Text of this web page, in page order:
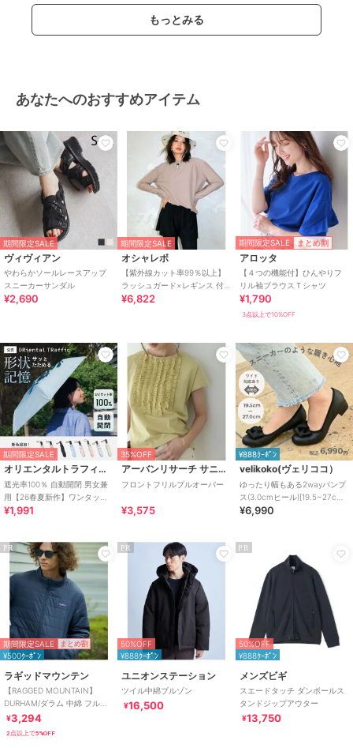
もっとみる
あなたへのおすすめアイテム
期間限定SALE
ヴィヴィアン
やわらかソールレースアップ
スニーカーサンダル
¥2,690
期間限定SALE
オシャレボ
【紫外線カット率99％以上】
ラッシュガード×レギンス 付
き タンキニ
¥6,822
期間限定SALE まとめ割
アロッタ
【４つの機能付】ひんやりフ
リル袖ブラウスＴシャツ
¥1,790
3点以上で10%OFF
期間限定SALE
オリエンタルトラフィック
遮光率100％ 自動開閉 男女兼
用【26春夏新作】ワンタッチ
晴雨兼用 折りたたみ傘 /G-
¥1,991
35%OFF
アーバンリサーチ サニーレーベル
フロントフリルプルオーバー
¥3,575
¥888ｸｰﾎﾟﾝ
velikoko(ヴェリココ）
ゆったり幅もある2wayパンプ
ス(3.0cmヒール)[19.5~27cm]
ラクチンきれいシューズ
¥6,990
PR
期間限定SALE まとめ割
¥500ｸｰﾎﾟﾝ
ラギッドマウンテン
【RAGGED MOUNTAIN】
DURHAM/ダラム 中綿 フルジ
ップ スタンドカラー ジャケッ
¥3,294
2点以上で5%OFF
PR
50%OFF
¥888ｸｰﾎﾟﾝ
ユニオンステーション
ツイル中綿ブルゾン
¥16,500
PR
50%OFF
¥888ｸｰﾎﾟﾝ
メンズビギ
スエードタッチ ダンボールス
タンドジップアウター
¥13,750